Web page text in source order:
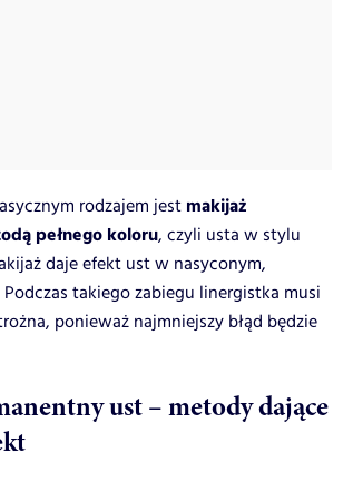
rodzajem jest makijaż
pełnego koloru, czyli usta w stylu
daje efekt ust w nasyconym,
takiego zabiegu linergistka musi
ponieważ najmniejszy błąd będzie
ust – metody dające